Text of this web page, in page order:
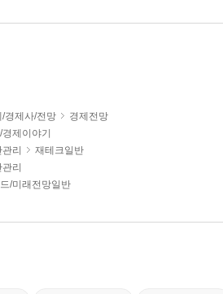
/경제사/전망
경제전망
제이야기
리
재테크일반
리
/미래전망일반